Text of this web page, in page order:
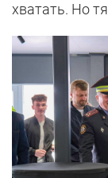
хватать. Но